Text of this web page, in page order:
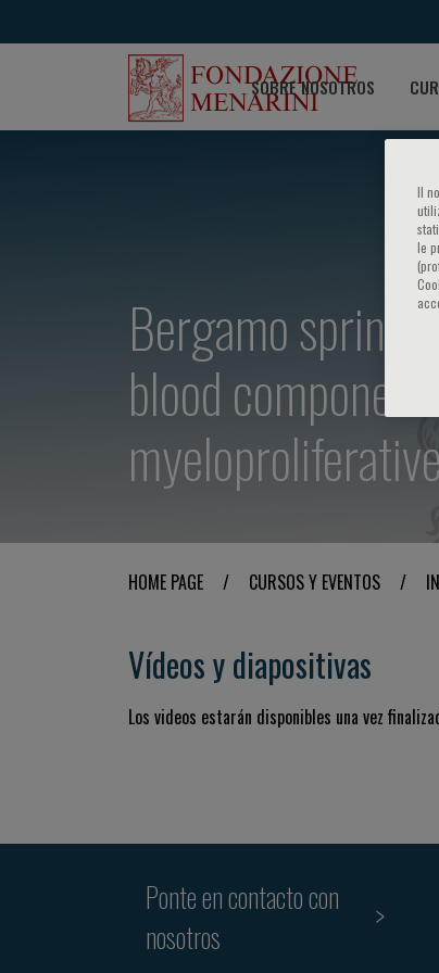
SOBRE NOSOTROS
Bergamo spring
blood
HOME PAGE / CURSOS Y EVENTOS /
Vídeos y diapositivas
Los videos estarán disponibles una vez
Ponte en contacto con
nosotros
Il
le